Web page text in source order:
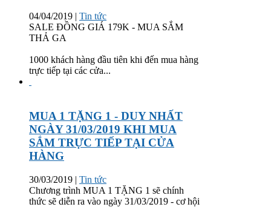
04/04/2019 | Tin tức
SALE ĐỒNG GIÁ 179K - MUA SẮM
THẢ GA
1000 khách hàng đầu tiên khi đến mua hàng
trực tiếp tại các cửa...
MUA 1 TẶNG 1 - DUY NHẤT
NGÀY 31/03/2019 KHI MUA
SẮM TRỰC TIẾP TẠI CỬA
HÀNG
30/03/2019 | Tin tức
Chương trình MUA 1 TẶNG 1 sẽ chính
thức sẽ diễn ra vào ngày 31/03/2019 - cơ hội